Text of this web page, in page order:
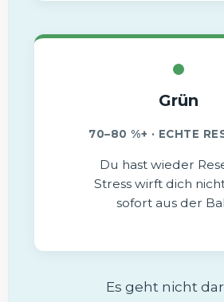
Grün
70–80 %+ · ECHTE
Du hast wieder
Stress wirft dich
sofort aus der
Es geht nicht